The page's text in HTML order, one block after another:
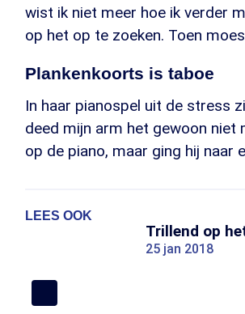
wist ik niet meer hoe ik verder
op het op te zoeken. Toen
Plankenkoorts is taboe
In haar pianospel uit de stress
deed mijn arm het gewoon niet
op de piano, maar ging hij naar
LEES OOK
Trillend op
25 jan 2018